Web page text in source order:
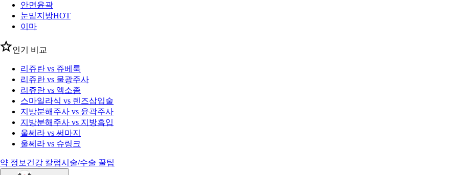
안면윤곽
눈밑지방HOT
이마
인기 비교
리쥬란 vs 쥬베룩
리쥬란 vs 물광주사
리쥬란 vs 엑소좀
스마일라식 vs 렌즈삽입술
지방분해주사 vs 윤곽주사
지방분해주사 vs 지방흡입
울쎄라 vs 써마지
울쎄라 vs 슈링크
약 정보 건강 칼럼시술/수술 꿀팁